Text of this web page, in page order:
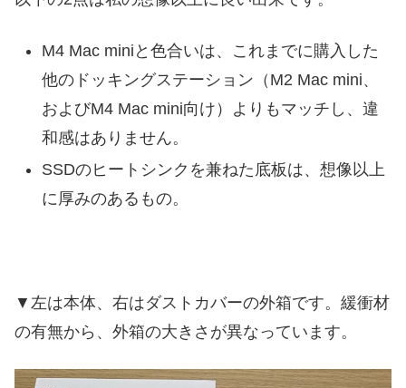
M4 Mac miniと色合いは、これまでに購入した
他のドッキングステーション（M2 Mac mini、
およびM4 Mac mini向け）よりもマッチし、違
和感はありません。
SSDのヒートシンクを兼ねた底板は、想像以上
に厚みのあるもの。
▼左は本体、右はダストカバーの外箱です。緩衝材
の有無から、外箱の大きさが異なっています。